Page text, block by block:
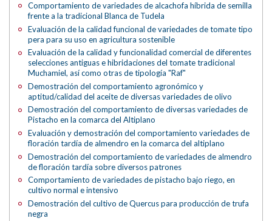
Comportamiento de variedades de alcachofa híbrida de semilla
frente a la tradicional Blanca de Tudela
Evaluación de la calidad funcional de variedades de tomate tipo
pera para su uso en agricultura sostenible
Evaluación de la calidad y funcionalidad comercial de diferentes
selecciones antiguas e hibridaciones del tomate tradicional
Muchamiel, así como otras de tipología "Raf"
Demostración del comportamiento agronómico y
aptitud/calidad del aceite de diversas variedades de olivo
Demostración del comportamiento de diversas variedades de
Pistacho en la comarca del Altiplano
Evaluación y demostración del comportamiento variedades de
floración tardía de almendro en la comarca del altiplano
Demostración del comportamiento de variedades de almendro
de floración tardía sobre diversos patrones
Comportamiento de variedades de pistacho bajo riego, en
cultivo normal e intensivo
Demostración del cultivo de Quercus para producción de trufa
negra